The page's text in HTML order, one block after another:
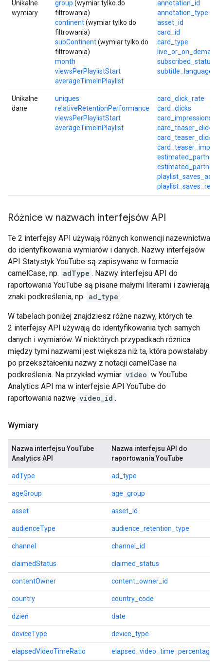
Unikalne
wymiary
group (wymiar tylko do
filtrowania)
continent(wymiar tylko do
filtrowania)
subContinent(wymiar tylko do
filtrowania)
month
viewsPerPlaylistStart
averageTimeInPlaylist
annotation_id
annotation_type
asset_id
card_id
card_type
subscribed_status
subtitle_language
Unikalne
dane
uniques
relativeRetentionPerformance
viewsPerPlaylistStart
averageTimeInPlaylist
card_click_rate
card_clicks
card_impressions
card_teaser_clicks
Różnice w nazwach interfejsów API
Te 2 interfejsy API używają różnych konwencji nazewnictwa
do identyfikowania wymiarów i danych. Nazwy interfejsów
API Statystyk YouTube są zapisywane w formacie
camelCase, np. adType . Nazwy interfejsu API do
raportowania YouTube są pisane małymi literami i zawierają
znaki podkreślenia, np. ad_type .
W tabelach poniżej znajdziesz różne nazwy, których te
2 interfejsy API używają do identyfikowania tych samych
danych i wymiarów. W niektórych przypadkach różnica
między tymi nazwami jest większa niż ta, która powstałaby
po przekształceniu nazwy z notacji camelCase na
podkreślenia. Na przykład wymiar video w YouTube
Analytics API ma w interfejsie API YouTube do
raportowania nazwę video_id .
Wymiary
Nazwa interfejsu YouTube
Analytics API
Nazwa interfejsu API do
raportowania YouTube
adType ad_type
ageGroup age_group
asset asset_id
audienceType audience_retention_type
channel channel_id
claimedStatus claimed_status
contentOwner content_owner_id
country country_code
dzień date
deviceType device_type
elapsedVideoTimeRatio elapsed_video_time_percentage